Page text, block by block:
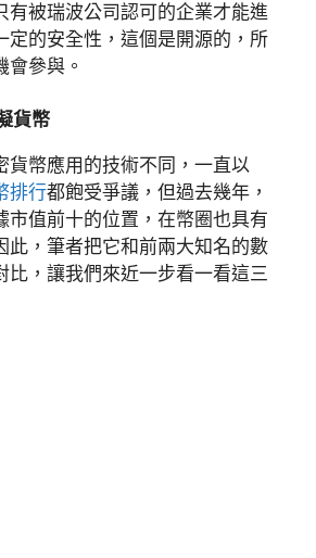
有被瑞波公司認可的企業才能進
定的安全性，這個是開源的，所
會參與。
貨幣
貨幣應用的技術不同，一直以
排行都飽受爭議，但過去幾年，
市值前十的位置，在幣圈也具有
此，筆者把它和前兩大知名的數
比，讓我們來近一步看一看這三